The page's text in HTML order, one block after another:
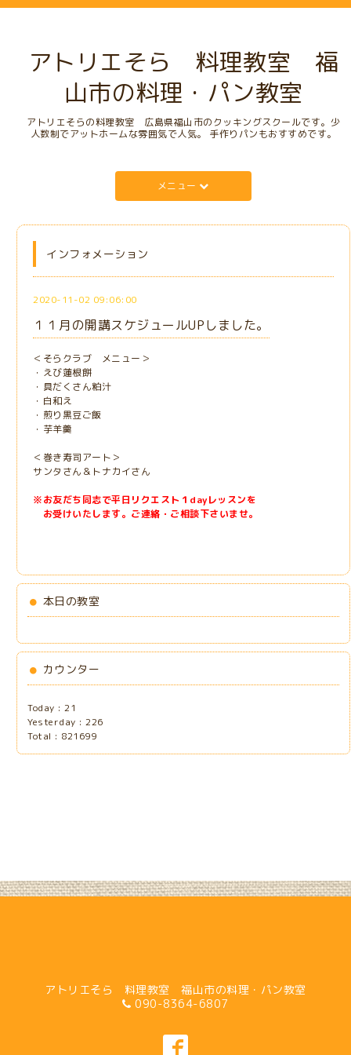
アトリエそら 料理教室 福
山市の料理・パン教室
アトリエそらの料理教室 広島県福山市のクッキングスクールです。少
人数制でアットホームな雰囲気で人気。 手作りパンもおすすめです。
メニュー
インフォメーション
2020-11-02 09:06:00
１１月の開講スケジュールUPしました。
＜そらクラブ メニュー＞
・えび蓮根餅
・具だくさん粕汁
・白和え
・煎り黒豆ご飯
・芋羊羹
＜巻き寿司アート＞
サンタさん＆トナカイさん
※お友だち同志で平日リクエスト１dayレッスンを
お受けいたします。ご連絡・ご相談下さいませ。
本日の教室
カウンター
Today :21
Yesterday :226
Total : 821699
アトリエそら 料理教室 福山市の料理・パン教室
090-8364-6807